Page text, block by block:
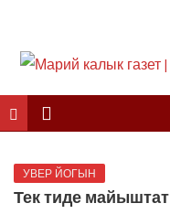
УВЕР ЙОГЫН
Тек тиде